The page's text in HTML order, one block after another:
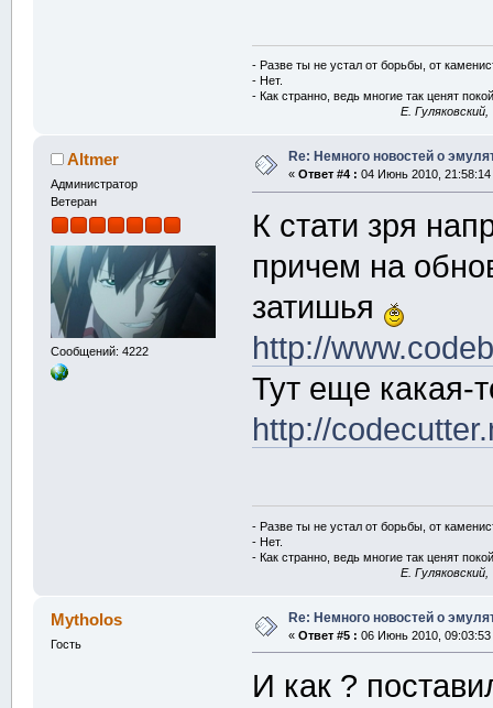
- Разве ты не устал от борьбы, от
- Нет.
- Как странно, ведь многие так ценят
E.
Altmer
Администратор
Ветеран
Сообщений: 4222
Re: Немного новостей о
« Ответ #4 : 04 Июнь 2010, 21:58:14
К стати зря
причем на
затишья
http://
Тут еще какая-
http://
- Разве ты не устал от борьбы, от
- Нет.
- Как странно, ведь многие так ценят
E.
Mytholos
Гость
Re: Немного новостей о
« Ответ #5 : 06 Июнь 2010, 09:03:53
И как ?